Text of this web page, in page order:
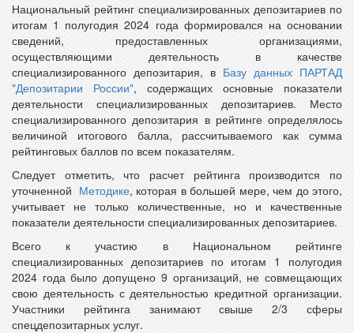
Национальный рейтинг специализированных депозитариев по
итогам 1 полугодия 2024 года формировался на основании
сведений, предоставленных организациями,
осуществляющими деятельность в качестве
специализированного депозитария, в Базу данных ПАРТАД
"Депозитарии России", содержащих основные показатели
деятельности специализированных депозитариев. Место
специализированного депозитария в рейтинге определялось
величиной итогового балла, рассчитываемого как сумма
рейтинговых баллов по всем показателям.
Следует отметить, что расчет рейтинга производится по
уточненной Методике, которая в большей мере, чем до этого,
учитывает не только количественные, но и качественные
показатели деятельности специализированных депозитариев.
Всего к участию в Национальном рейтинге
специализированных депозитариев по итогам 1 полугодия
2024 года было допущено 9 организаций, не совмещающих
свою деятельность с деятельностью кредитной организации.
Участники рейтинга занимают свыше 2/3 сферы
спецдепозитарных услуг.